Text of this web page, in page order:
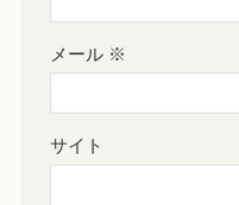
メール ※
サイト